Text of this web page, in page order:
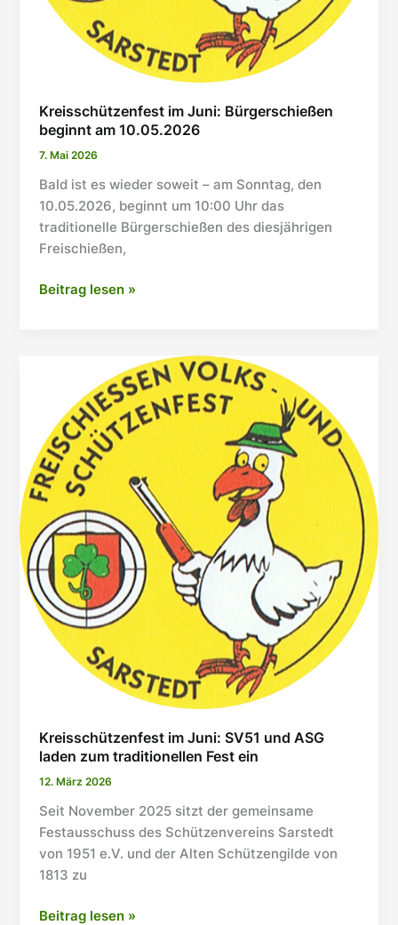
Kreisschützenfest im Juni: Bürgerschießen
beginnt am 10.05.2026
7. Mai 2026
Bald ist es wieder soweit – am Sonntag, den
10.05.2026, beginnt um 10:00 Uhr das
traditionelle Bürgerschießen des diesjährigen
Freischießen,
Kreisschützenfest
10.05.2026
Beitrag lesen »
Kreisschützenfest im Juni: SV51 und ASG
laden zum traditionellen Fest ein
12. März 2026
Seit November 2025 sitzt der gemeinsame
Festausschuss des Schützenvereins Sarstedt
von 1951 e.V. und der Alten Schützengilde von
1813 zu
Kreisschützenfest
Beitrag lesen »